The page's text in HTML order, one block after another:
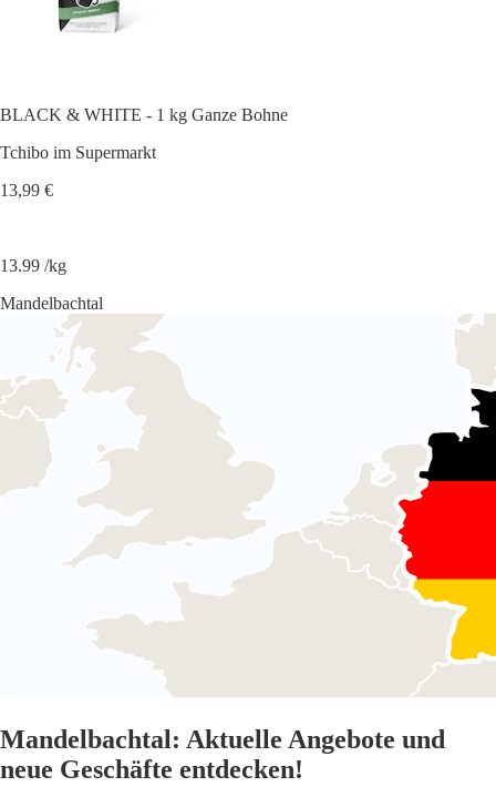
BLACK & WHITE - 1 kg Ganze Bohne
Tchibo im Supermarkt
13,99 €
13.99 /kg
Mandelbachtal
Mandelbachtal: Aktuelle Angebote und
neue Geschäfte entdecken!